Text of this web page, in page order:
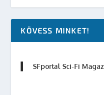
KÖVESS MINKET!
SFportal Sci-Fi